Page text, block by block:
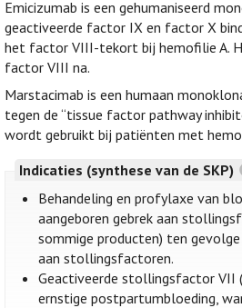
Emicizumab is een gehumaniseerd
geactiveerde factor IX en factor X
het factor VIII-tekort bij hemofilie A.
factor VIII na.
Marstacimab is een humaan
tegen de “tissue factor pathway
wordt gebruikt bij patiënten met
Indicaties (synthese van de SKP)
Behandeling en profylaxe van
aangeboren gebrek aan
sommige producten) ten
aan stollingsfactoren.
Geactiveerde stollingsfactor VII
ernstige postpartumbloeding,